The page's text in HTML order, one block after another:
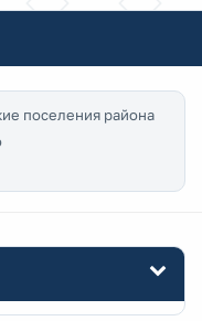
поселения района